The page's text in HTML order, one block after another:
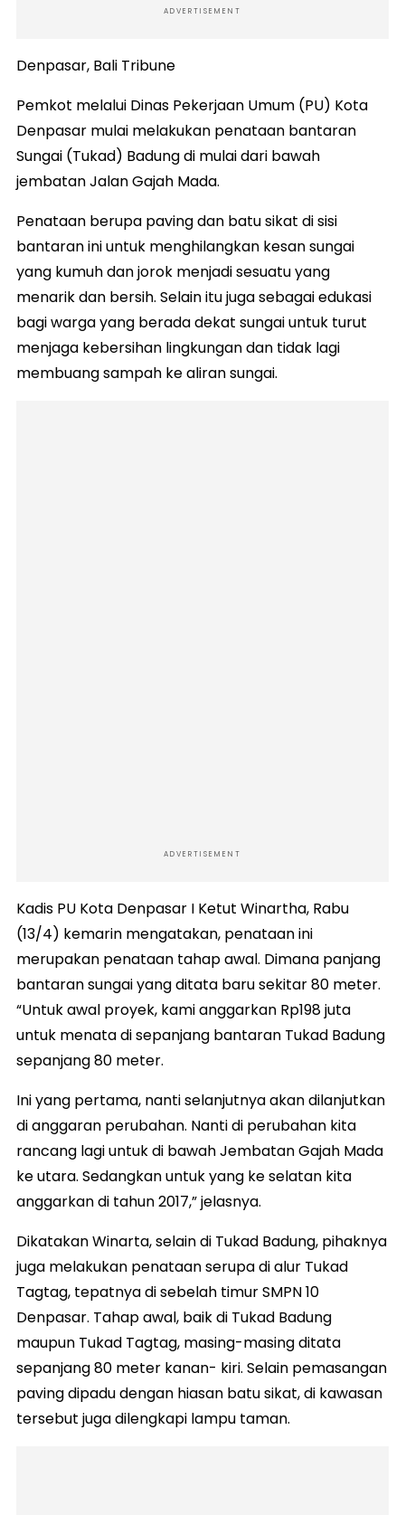
ADVERTISEMENT
Denpasar, Bali Tribune
Pemkot melalui Dinas Pekerjaan Umum (PU) Kota
Denpasar mulai melakukan penataan bantaran
Sungai (Tukad) Badung di mulai dari bawah
jembatan Jalan Gajah Mada.
Penataan berupa paving dan batu sikat di sisi
bantaran ini untuk menghilangkan kesan sungai
yang kumuh dan jorok menjadi sesuatu yang
menarik dan bersih. Selain itu juga sebagai edukasi
bagi warga yang berada dekat sungai untuk turut
menjaga kebersihan lingkungan dan tidak lagi
membuang sampah ke aliran sungai.
ADVERTISEMENT
Kadis PU Kota Denpasar I Ketut Winartha, Rabu
(13/4) kemarin mengatakan, penataan ini
merupakan penataan tahap awal. Dimana panjang
bantaran sungai yang ditata baru sekitar 80 meter.
“Untuk awal proyek, kami anggarkan Rp198 juta
untuk menata di sepanjang bantaran Tukad Badung
sepanjang 80 meter.
Ini yang pertama, nanti selanjutnya akan dilanjutkan
di anggaran perubahan. Nanti di perubahan kita
rancang lagi untuk di bawah Jembatan Gajah Mada
ke utara. Sedangkan untuk yang ke selatan kita
anggarkan di tahun 2017,” jelasnya.
Dikatakan Winarta, selain di Tukad Badung, pihaknya
juga melakukan penataan serupa di alur Tukad
Tagtag, tepatnya di sebelah timur SMPN 10
Denpasar. Tahap awal, baik di Tukad Badung
maupun Tukad Tagtag, masing-masing ditata
sepanjang 80 meter kanan- kiri. Selain pemasangan
paving dipadu dengan hiasan batu sikat, di kawasan
tersebut juga dilengkapi lampu taman.